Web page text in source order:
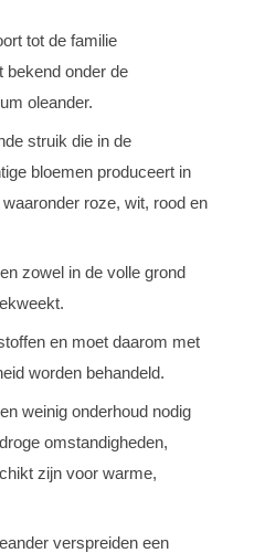
tot de familie
bekend onder de
oleander.
struik die in de
bloemen produceert in
roze, wit, rood en
zowel in de volle grond
en moet daarom met
worden behandeld.
weinig onderhoud nodig
omstandigheden,
zijn voor warme,
verspreiden een